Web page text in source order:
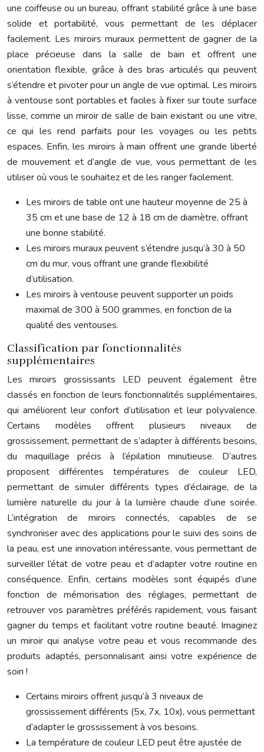
une coiffeuse ou un bureau, offrant stabilité grâce à une base
solide et portabilité, vous permettant de les déplacer
facilement. Les miroirs muraux permettent de gagner de la
place précieuse dans la salle de bain et offrent une
orientation flexible, grâce à des bras articulés qui peuvent
s’étendre et pivoter pour un angle de vue optimal. Les miroirs
à ventouse sont portables et faciles à fixer sur toute surface
lisse, comme un miroir de salle de bain existant ou une vitre,
ce qui les rend parfaits pour les voyages ou les petits
espaces. Enfin, les miroirs à main offrent une grande liberté
de mouvement et d’angle de vue, vous permettant de les
utiliser où vous le souhaitez et de les ranger facilement.
Les miroirs de table ont une hauteur moyenne de 25 à
35 cm et une base de 12 à 18 cm de diamètre, offrant
une bonne stabilité.
Les miroirs muraux peuvent s’étendre jusqu’à 30 à 50
cm du mur, vous offrant une grande flexibilité
d’utilisation.
Les miroirs à ventouse peuvent supporter un poids
maximal de 300 à 500 grammes, en fonction de la
qualité des ventouses.
Classification par fonctionnalités
supplémentaires
Les miroirs grossissants LED peuvent également être
classés en fonction de leurs fonctionnalités supplémentaires,
qui améliorent leur confort d’utilisation et leur polyvalence.
Certains modèles offrent plusieurs niveaux de
grossissement, permettant de s’adapter à différents besoins,
du maquillage précis à l’épilation minutieuse. D’autres
proposent différentes températures de couleur LED,
permettant de simuler différents types d’éclairage, de la
lumière naturelle du jour à la lumière chaude d’une soirée.
L’intégration de miroirs connectés, capables de se
synchroniser avec des applications pour le suivi des soins de
la peau, est une innovation intéressante, vous permettant de
surveiller l’état de votre peau et d’adapter votre routine en
conséquence. Enfin, certains modèles sont équipés d’une
fonction de mémorisation des réglages, permettant de
retrouver vos paramètres préférés rapidement, vous faisant
gagner du temps et facilitant votre routine beauté. Imaginez
un miroir qui analyse votre peau et vous recommande des
produits adaptés, personnalisant ainsi votre expérience de
soin !
Certains miroirs offrent jusqu’à 3 niveaux de
grossissement différents (5x, 7x, 10x), vous permettant
d’adapter le grossissement à vos besoins.
La température de couleur LED peut être ajustée de